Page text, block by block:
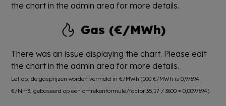
the chart in the admin area for more details.
Gas (€/MWh)
There was an issue displaying the chart. Please edit
the chart in the admin area for more details.
Let op: de gasprijzen worden vermeld in €/MWh (100 €/MWh is 0,97694
€/Nm3, gebaseerd op een omrekenformule/factor 35,17 / 3600 = 0,0097694).